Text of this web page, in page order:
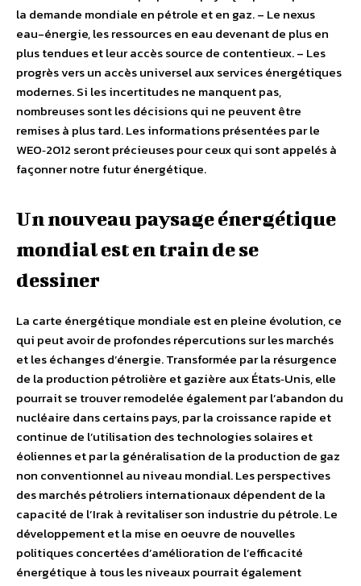
la demande mondiale en pétrole et en gaz. – Le nexus
eau-énergie, les ressources en eau devenant de plus en
plus tendues et leur accès source de contentieux. – Les
progrès vers un accès universel aux services énergétiques
modernes. Si les incertitudes ne manquent pas,
nombreuses sont les décisions qui ne peuvent être
remises à plus tard. Les informations présentées par le
WEO‑2012 seront précieuses pour ceux qui sont appelés à
façonner notre futur énergétique.
Un nouveau paysage énergétique
mondial est en train de se
dessiner
La carte énergétique mondiale est en pleine évolution, ce
qui peut avoir de profondes répercutions sur les marchés
et les échanges d’énergie. Transformée par la résurgence
de la production pétrolière et gazière aux États‐Unis, elle
pourrait se trouver remodelée également par l’abandon du
nucléaire dans certains pays, par la croissance rapide et
continue de l’utilisation des technologies solaires et
éoliennes et par la généralisation de la production de gaz
non conventionnel au niveau mondial. Les perspectives
des marchés pétroliers internationaux dépendent de la
capacité de l’Irak à revitaliser son industrie du pétrole. Le
développement et la mise en oeuvre de nouvelles
politiques concertées d’amélioration de l’efficacité
énergétique à tous les niveaux pourrait également